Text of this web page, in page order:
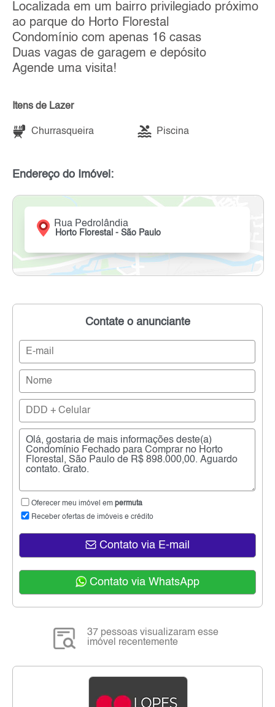
Localizada em um bairro privilegiado próximo
ao parque do Horto Florestal
Condomínio com apenas 16 casas
Duas vagas de garagem e depósito
Agende uma visita!
Itens de Lazer
Churrasqueira Piscina
Endereço do Imóvel:
Rua Pedrolândia
Horto Florestal - São Paulo
Contate o anunciante
Oferecer meu imóvel em permuta
Receber ofertas de imóveis e crédito
Contato via E-mail
Contato via WhatsApp
37 pessoas visualizaram esse
imóvel recentemente